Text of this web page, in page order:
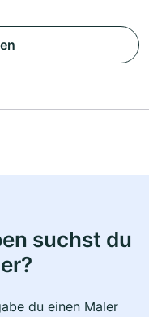
suchst du
du einen Maler